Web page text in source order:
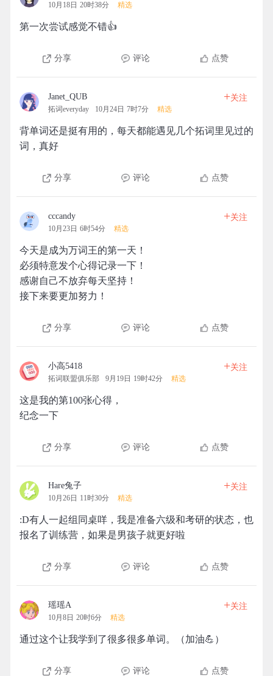
10月18日 20时38分 精选
第一次尝试感觉不错👍
分享 评论 点赞
Janet_QUB
拓词everyday 10月24日 7时7分 精选
+关注
背单词还是挺有用的，每天都能遇见几个拓词里见过的
词，真好
分享 评论 点赞
cccandy
10月23日 6时54分 精选
+关注
今天是成为万词王的第一天！
必须特意发个心得记录一下！
感谢自己不放弃每天坚持！
接下来要更加努力！
分享 评论 点赞
小高5418
拓词联盟俱乐部 9月19日 19时42分 精选
+关注
这是我的第100张心得，
纪念一下
分享 评论 点赞
Hare兔子
10月26日 11时30分 精选
+关注
:D有人一起组同桌咩，我是准备六级和考研的状态，也
报名了训练营，如果是男孩子就更好啦
分享 评论 点赞
瑶瑶A
10月8日 20时6分 精选
+关注
通过这个让我学到了很多很多单词。（加油💪）
分享 评论 点赞